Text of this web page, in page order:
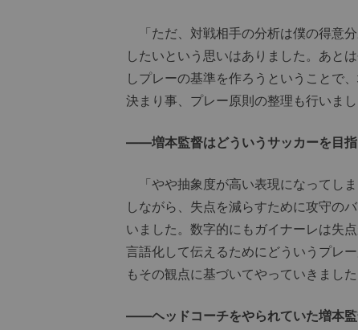
「ただ、対戦相手の分析は僕の得意
したいという思いはありました。あと
しプレーの基準を作ろうということで
決まり事、プレー原則の整理も行いまし
――増本監督はどういうサッカーを目指
「やや抽象度が高い表現になってし
しながら、失点を減らすために攻守の
いました。数字的にもガイナーレは失
言語化して伝えるためにどういうプレ
もその観点に基づいてやっていきました
――ヘッドコーチをやられていた増本